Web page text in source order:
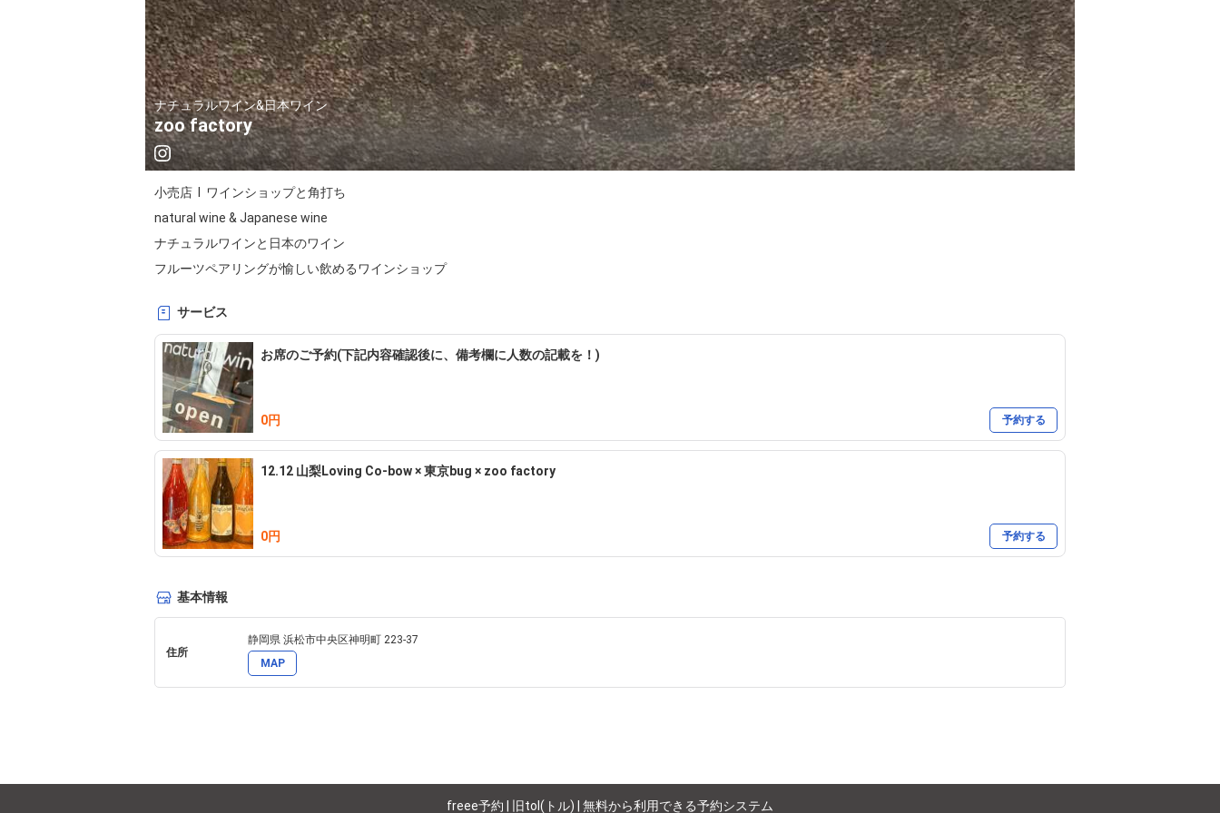
ナチュラルワイン&日本ワイン
zoo factory
小売店  l  ワインショップと角打ち
natural wine & Japanese wine
ナチュラルワインと日本のワイン
フルーツペアリングが愉しい飲めるワインショップ
サービス
お席のご予約(下記内容確認後に、備考欄に人数の記載を！)
0円 予約する
12.12 山梨Loving Co-bow × 東京bug × zoo factory
0円 予約する
基本情報
住所
静岡県 浜松市中央区神明町 223-37
MAP
freee予約 | 旧tol(トル) | 無料から利用できる予約システム